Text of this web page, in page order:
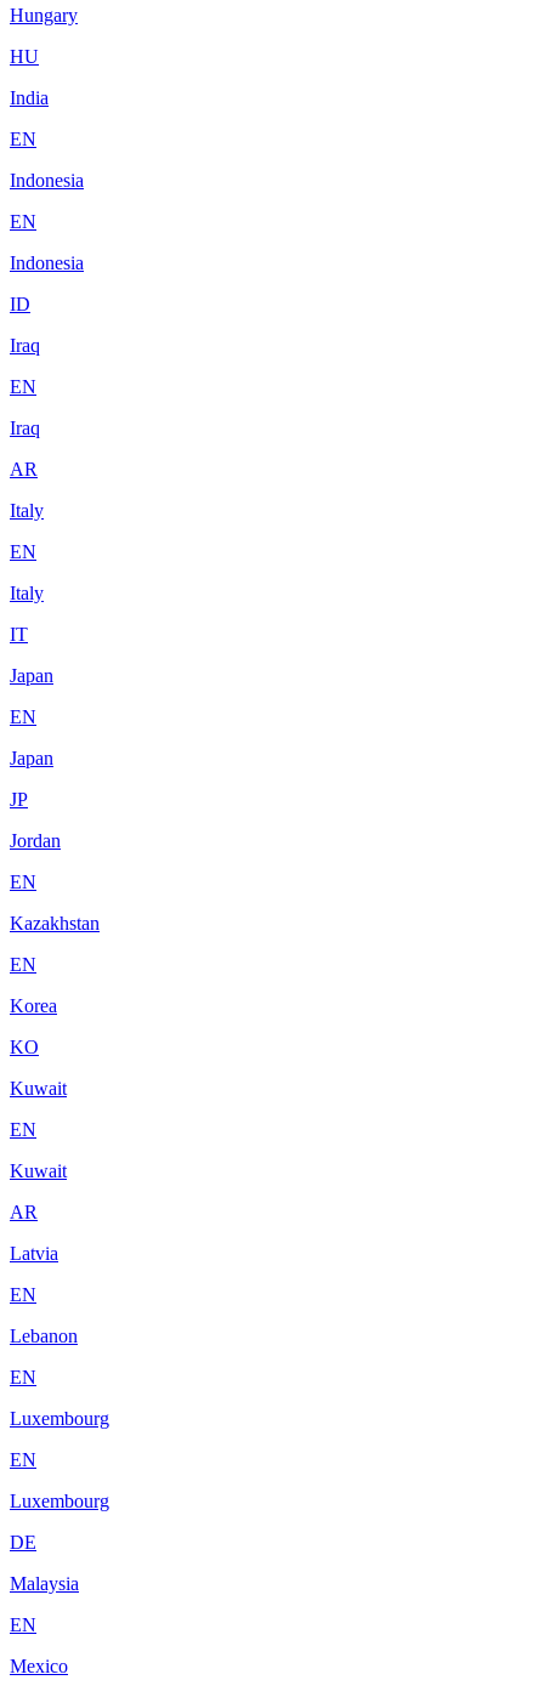
Hungary
HU
India
EN
Indonesia
EN
Indonesia
ID
Iraq
EN
Iraq
AR
Italy
EN
Italy
IT
Japan
EN
Japan
JP
Jordan
EN
Kazakhstan
EN
Korea
KO
Kuwait
EN
Kuwait
AR
Latvia
EN
Lebanon
EN
Luxembourg
EN
Luxembourg
DE
Malaysia
EN
Mexico